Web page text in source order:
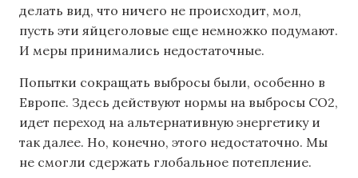
делать вид, что ничего не происходит, мол,
пусть эти яйцеголовые еще немножко подумают.
И меры принимались недостаточные.
Попытки сокращать выбросы были, особенно в
Европе. Здесь действуют нормы на выбросы СО2,
идет переход на альтернативную энергетику и
так далее. Но, конечно, этого недостаточно. Мы
не смогли сдержать глобальное потепление.